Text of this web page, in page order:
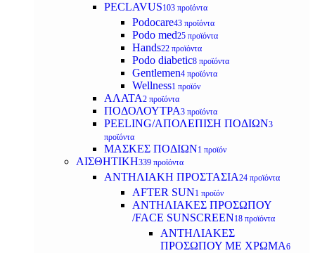
PECLAVUS103 προϊόντα
Podocare43 προϊόντα
Podo med25 προϊόντα
Hands22 προϊόντα
Podo diabetic8 προϊόντα
Gentlemen4 προϊόντα
Wellness1 προϊόν
ΑΛΑΤΑ2 προϊόντα
ΠΟΔΟΛΟΥΤΡΑ3 προϊόντα
PEELING/ΑΠΟΛΕΠΙΣΗ ΠΟΔΙΩΝ3
προϊόντα
ΜΑΣΚΕΣ ΠΟΔΙΩΝ1 προϊόν
ΑΙΣΘΗΤΙΚΗ339 προϊόντα
ΑΝΤΗΛΙΑΚΗ ΠΡΟΣΤΑΣΙΑ24 προϊόντα
AFTER SUN1 προϊόν
ΑΝΤΗΛΙΑΚΕΣ ΠΡΟΣΩΠΟΥ
/FACE SUNSCREEN18 προϊόντα
ΑΝΤΗΛΙΑΚΕΣ
ΠΡΟΣΩΠΟΥ ΜΕ ΧΡΩΜΑ6